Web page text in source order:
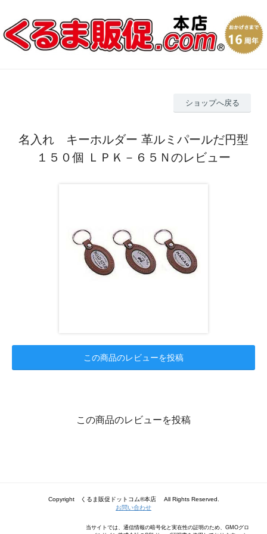
ショップへ戻る
名入れ キーホルダー 革ルミパールだ円型
１５０個 ＬＰＫ－６５Ｎのレビュー
この商品のレビューを投稿
この商品のレビューを投稿
Copyright くるま販促ドットコム®本店 All Rights Reserved.
お問い合わせ
当サイトでは、通信情報の暗号化と実在性の証明のため、GMOグロ